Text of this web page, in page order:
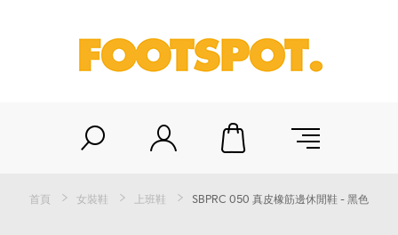
首頁 女裝鞋 上班鞋 SBPRC 050 真皮橡筋邊休閒鞋 - 黑色